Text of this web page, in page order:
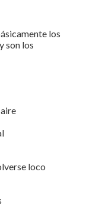
los
son los
loco